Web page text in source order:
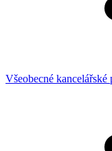
Všeobecné kancelářské